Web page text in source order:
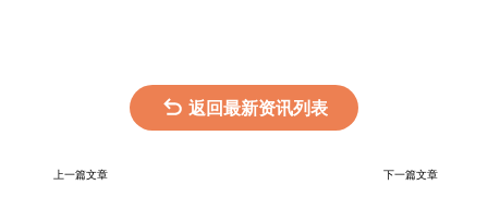
返回最新资讯列表
上一篇文章 下一篇文章